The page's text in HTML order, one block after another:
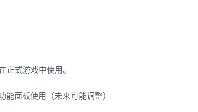
式游戏中使用。
面板使用（未来可能调整）